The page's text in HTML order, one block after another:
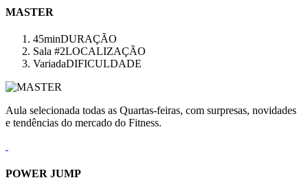
MASTER
45minDURAÇÃO
Sala #2LOCALIZAÇÃO
VariadaDIFICULDADE
Aula selecionada todas as Quartas-feiras, com surpresas, novidades
e tendências do mercado do Fitness.
POWER JUMP